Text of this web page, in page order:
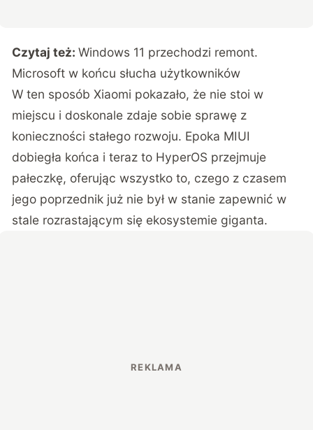
Czytaj też:Windows 11 przechodzi remont.
Microsoft w końcu słucha użytkowników
W ten sposób Xiaomi pokazało, że nie stoi w
miejscu i doskonale zdaje sobie sprawę z
konieczności stałego rozwoju. Epoka MIUI
dobiegła końca i teraz to HyperOS przejmuje
pałeczkę, oferując wszystko to, czego z czasem
jego poprzednik już nie był w stanie zapewnić w
stale rozrastającym się ekosystemie giganta.